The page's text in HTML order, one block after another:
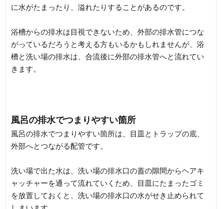
に水がたまったり、溢れたりすることがあるのです。
浴槽からの排水は目視できないため、外部の排水管につな
がっているだろうと考える方もいるかもしれませんが、浴
槽と洗い場の排水は、合流後に外部の排水管へと流れてい
きます。
風呂の排水でつまりやすい箇所
風呂の排水でつまりやすい箇所は、目皿とトラップの底、
外部へとつながる配管です。
洗い場で出た水は、洗い場の排水口の蓋の隙間からヘアキ
ャッチャーを通って流れていくため、目皿にたまったゴミ
を放置しておくと、洗い場の排水口の水がせき止められて